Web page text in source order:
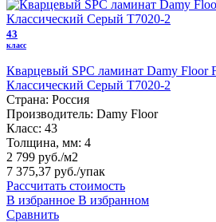
43
класс
Кварцевый SPC ламинат Damy Floor
Классический Серый T7020-2
Страна: Россия
Производитель: Damy Floor
Класс: 43
Толщина, мм: 4
2 799 руб./м2
7 375,37 руб./упак
Рассчитать стоимость
В избранное В избранном
Сравнить